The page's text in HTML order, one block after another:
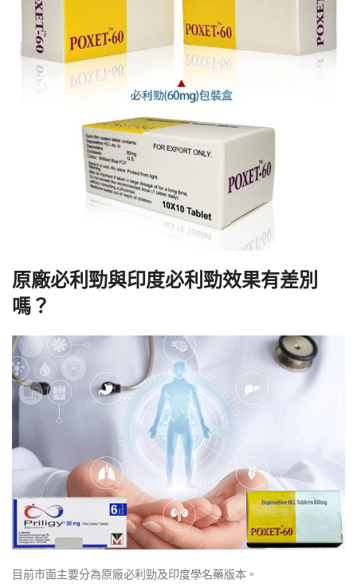
原廠必利勁與印度必利勁效果有差別
嗎？
目前市面主要分為原廠必利勁及印度學名藥版本。